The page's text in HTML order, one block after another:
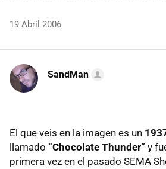
19 Abril 2006
SandMan
El que veis en la imagen es un
llamado “Chocolate Thunder” y
primera vez en el pasado SEMA